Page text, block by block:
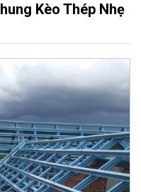
Kèo Thép Nhẹ